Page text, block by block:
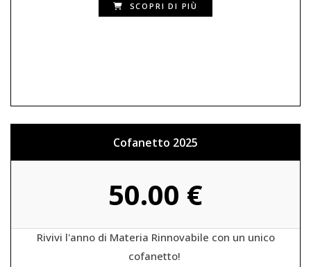
SCOPRI DI PIÙ
Cofanetto 2025
50.00 €
Rivivi l'anno di Materia Rinnovabile con un unico
cofanetto!